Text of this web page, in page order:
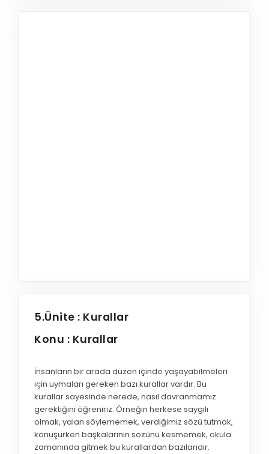
5.Ünite : Kurallar
Konu : Kurallar
İnsanların bir arada düzen içinde yaşayabilmeleri
için uymaları gereken bazı kurallar vardır. Bu
kurallar sayesinde nerede, nasıl davranmamız
gerektiğini öğreniriz. Örneğin herkese saygılı
olmak, yalan söylememek, verdiğimiz sözü tutmak,
konuşurken başkalarının sözünü kesmemek, okula
zamanında gitmek bu kurallardan bazılarıdır.